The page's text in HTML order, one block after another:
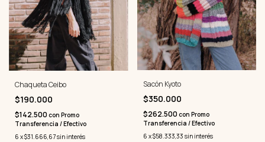
Chaqueta Ceibo
$190.000
$142.500 con Promo
Transferencia / Efectivo
6 x$31.666,67sin interés
Sacón Kyoto
$350.000
$262.500 con Promo
Transferencia / Efectivo
6 x$58.333,33 sin interés